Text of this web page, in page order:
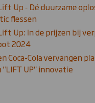
Up - Dé duurzame
flessen
Up: In de prijzen bij
2024
Coca-Cola vervangen
UP" innovatie